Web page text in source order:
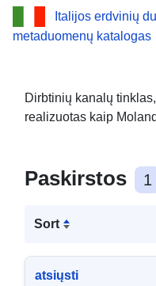
Italijos erdvinių
metaduomenų katalogas
Dirbtinių kanalų
realizuotas kaip
Paskirstos 1
Sort
atsiųsti